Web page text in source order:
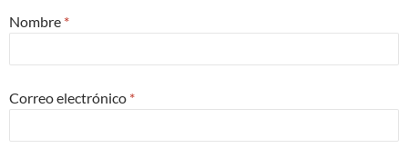
Nombre *
Correo electrónico *